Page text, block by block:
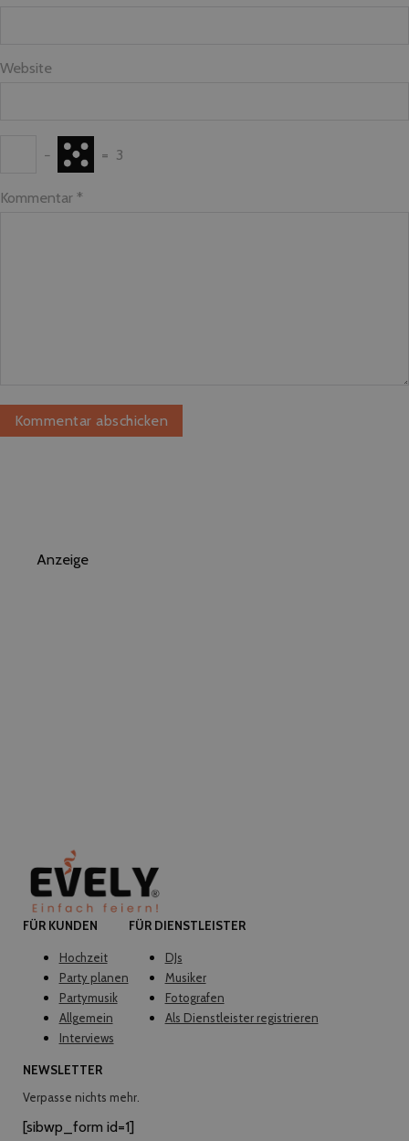
Website
− = 3
Kommentar *
Anzeige
FÜR KUNDEN
Hochzeit
Party planen
Partymusik
Allgemein
Interviews
FÜR DIENSTLEISTER
DJs
Musiker
Fotografen
Als Dienstleister registrieren
NEWSLETTER
Verpasse nichts mehr.
[sibwp_form id=1]